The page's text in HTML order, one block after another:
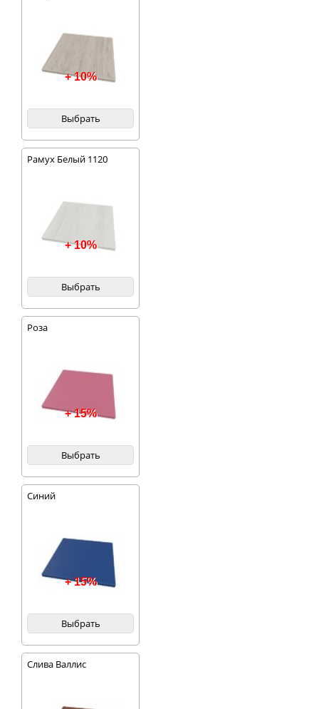
+ 10%
Выбрать
Рамух Белый 1120
+ 10%
Выбрать
Роза
+ 15%
Выбрать
Синий
+ 15%
Выбрать
Слива Валлис